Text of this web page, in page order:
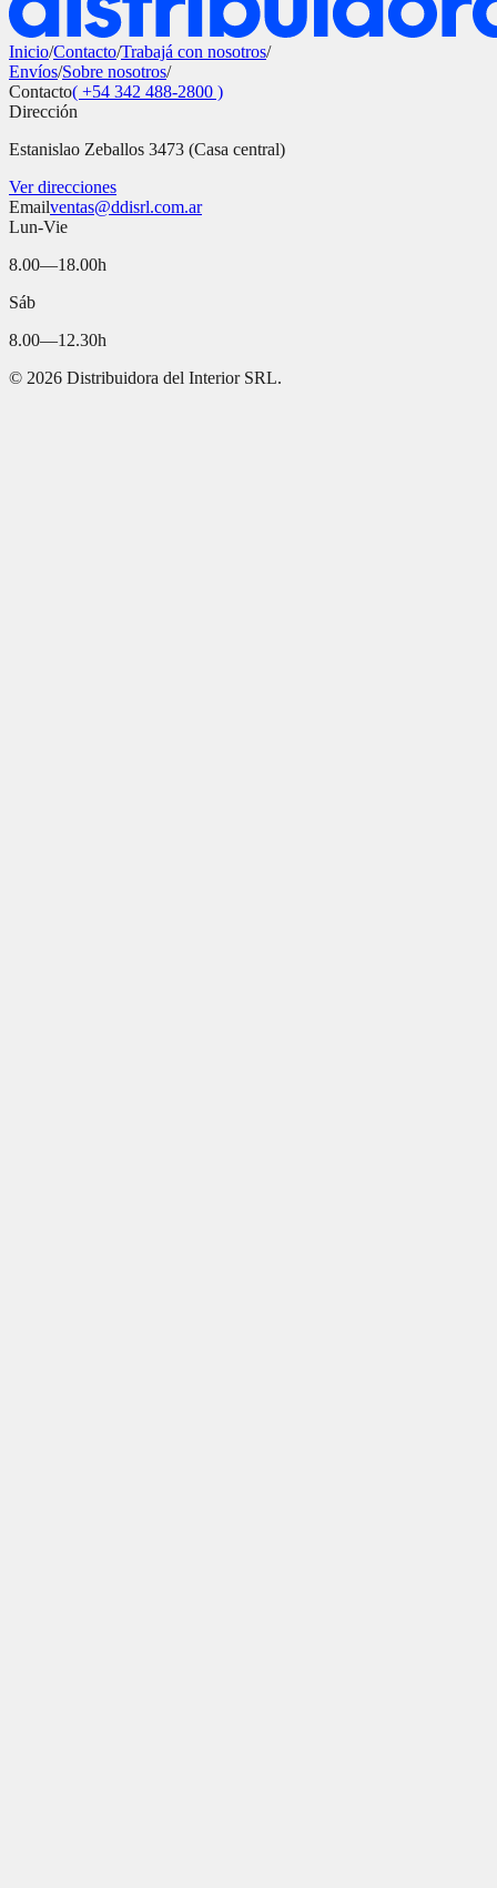
Inicio/Contacto/Trabajá con nosotros/
Envíos/Sobre nosotros/
Contacto( +54 342 488-2800 )
Dirección
Estanislao Zeballos 3473 (Casa central)
Ver direcciones
Emailventas@ddisrl.com.ar
Lun-Vie
8.00—18.00h
Sáb
8.00—12.30h
© 2026 Distribuidora del Interior SRL.